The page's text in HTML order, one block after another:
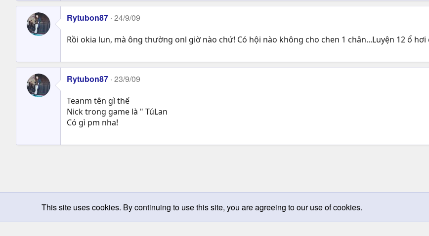
Rytubon87 24/9/09
Rồi okia lun, mà ông thường onl giờ nào chứ! Có hội nào không cho chen 1 chân...Luyện 12 ổ hơi
Rytubon87 23/9/09
Teanm tên gì thế
Nick trong game là " TúLan
Có gì pm nha!
Chọn giao diện Change width
This site uses cookies. By continuing to use this site, you are agreeing to our use of cookies.